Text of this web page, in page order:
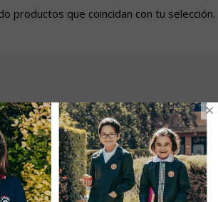
productos que coincidan con tu selección.
×